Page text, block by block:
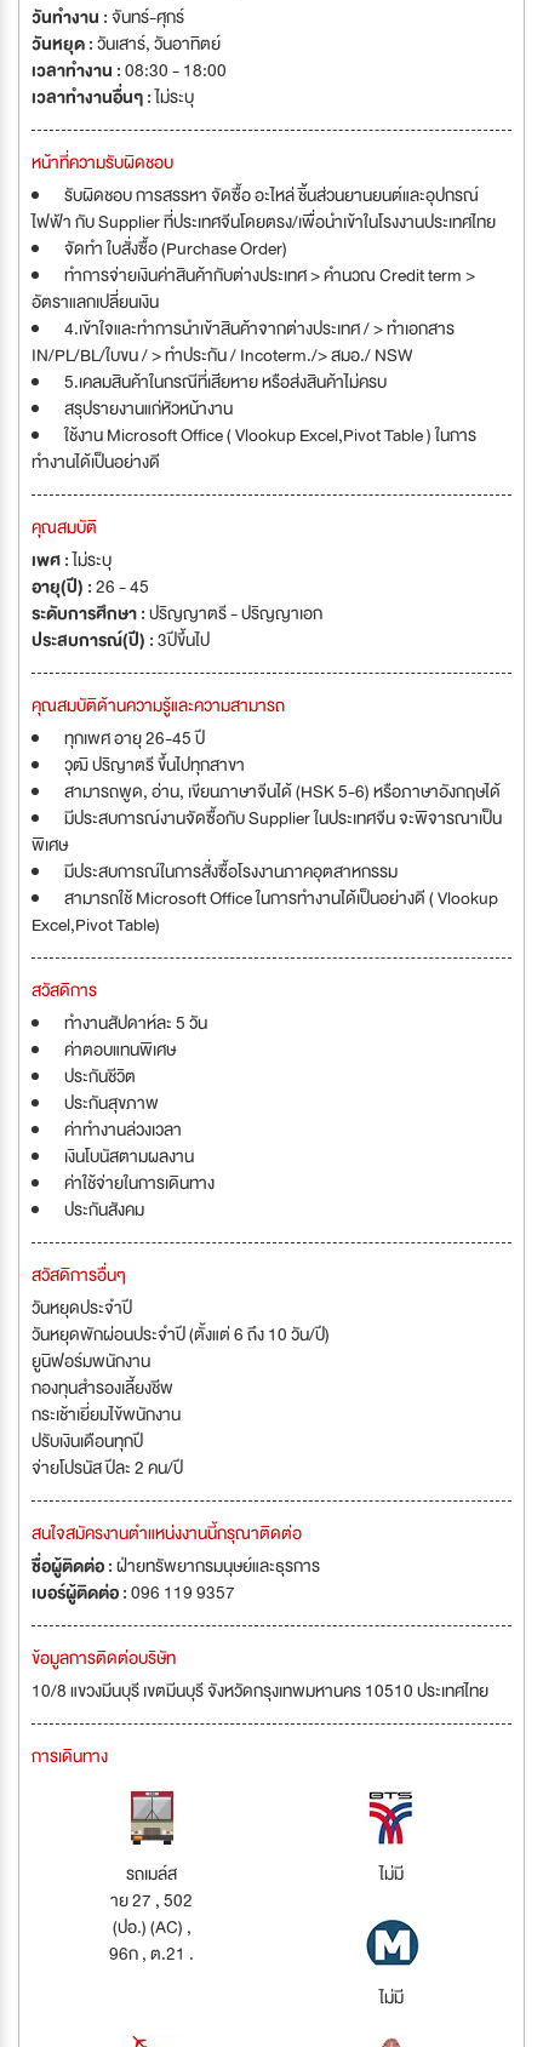
วันทำงาน :จันทร์-ศุกร์
วันหยุด :วันเสาร์,วันอาทิตย์
เวลาทำงาน :08:30 - 18:00
เวลาทำงานอื่นๆ :ไม่ระบุ
หน้าที่ความรับผิดชอบ
รับผิดชอบ การสรรหา จัดซื้อ อะไหล่ ชิ้นส่วนยานยนต์และอุปกรณ์
ไฟฟ้า กับ Supplier ที่ประเทศจีนโดยตรง/เพื่อนำเข้าในโรงงานประเทศไทย
จัดทำ ใบสั่งซื้อ (Purchase Order)
ทำการจ่ายเงินค่าสินค้ากับต่างประเทศ > คำนวณ Credit term >
อัตราแลกเปลี่ยนเงิน
4.เข้าใจและทำการนำเข้าสินค้าจากต่างประเทศ / > ทำเอกสาร
IN/PL/BL/ใบขน / > ทำประกัน / Incoterm./> สมอ./ NSW
5.เคลมสินค้าในกรณีที่เสียหาย หรือส่งสินค้าไม่ครบ
สรุปรายงานแก่หัวหน้างาน
ใช้งาน Microsoft Office ( Vlookup Excel,Pivot Table ) ในการ
ทำงานได้เป็นอย่างดี
คุณสมบัติ
เพศ :ไม่ระบุ
อายุ(ปี) :26 - 45
ระดับการศึกษา :ปริญญาตรี - ปริญญาเอก
ประสบการณ์(ปี) :3ปีขึ้นไป
คุณสมบัติด้านความรู้และความสามารถ
ทุกเพศ อายุ 26-45 ปี
วุฒิ ปริญาตรี ขึ้นไปทุกสาขา
สามารถพูด, อ่าน, เขียนภาษาจีนได้ (HSK 5-6) หรือภาษาอังกฤษได้
มีประสบการณ์งานจัดซื้อกับ Supplier ในประเทศจีน จะพิจารณาเป็น
พิเศษ
มีประสบการณ์ในการสั่งซื้อโรงงานภาคอุตสาหกรรม
สามารถใช้ Microsoft Office ในการทำงานได้เป็นอย่างดี ( Vlookup
Excel,Pivot Table)
สวัสดิการ
ทำงานสัปดาห์ละ 5 วัน
ค่าตอบแทนพิเศษ
ประกันชีวิต
ประกันสุขภาพ
ค่าทำงานล่วงเวลา
เงินโบนัสตามผลงาน
ค่าใช้จ่ายในการเดินทาง
ประกันสังคม
สวัสดิการอื่นๆ
วันหยุดประจำปี
วันหยุดพักผ่อนประจำปี (ตั้งแต่ 6 ถึง 10 วัน/ปี)
ยูนิฟอร์มพนักงาน
กองทุนสำรองเลี้ยงชีพ
กระเช้าเยี่ยมไข้พนักงาน
ปรับเงินเดือนทุกปี
จ่ายโปรนัส ปีละ 2 คน/ปี
สนใจสมัครงานตำแหน่งงานนี้กรุณาติดต่อ
ชื่อผู้ติดต่อ :ฝ่ายทรัพยากรมนุษย์และธุรการ
เบอร์ผู้ติดต่อ :096 119 9357
ข้อมูลการติดต่อบริษัท
10/8 แขวงมีนบุรี เขตมีนบุรี จังหวัดกรุงเทพมหานคร 10510 ประเทศไทย
การเดินทาง
รถเมล์ส
าย 27 , 502
(ปอ.) (AC) ,
96ก , ต.21 .
ไม่มี
ไม่มี